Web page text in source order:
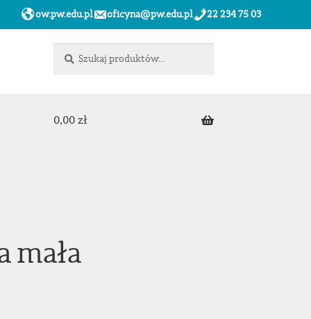
ow.pw.edu.pl oficyna@pw.edu.pl 22 234 75 03
0,00 zł
mała